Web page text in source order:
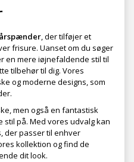
, der tilføjer et
frisure. Uanset om du søger
en mere iøjnefaldende stil til
tilbehør til dig. Vores
og moderne designs, som
men også en fantastisk
på. Med vores udvalg kan
der passer til enhver
kollektion og find de
dit look.